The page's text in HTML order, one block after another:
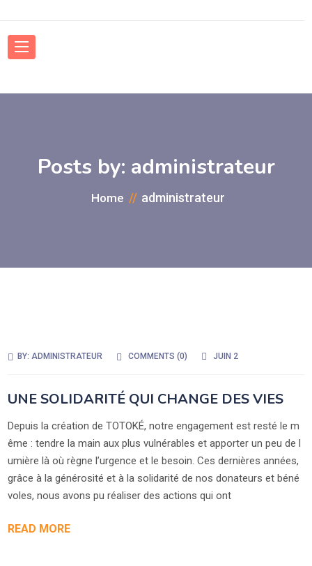
Posts by: administrateur
Home administrateur
BY:ADMINISTRATEUR COMMENTS (0) JUIN 2
UNE SOLIDARITÉ QUI CHANGE DES VIES
Depuis la création de TOTOKÉ, notre engagement est resté le m
ême : tendre la main aux plus vulnérables et apporter un peu de l
umière là où règne l’urgence et le besoin. Ces dernières années,
grâce à la générosité et à la solidarité de nos donateurs et béné
voles, nous avons pu réaliser des actions qui ont
READ MORE